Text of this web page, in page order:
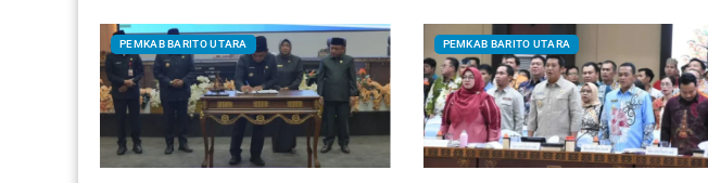
PEMKAB BARITO UTARA PEMKAB BARITO UTARA